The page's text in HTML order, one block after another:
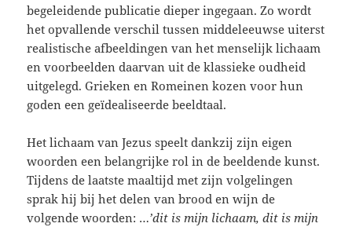
begeleidende publicatie dieper ingegaan. Zo wordt
het opvallende verschil tussen middeleeuwse uiterst
realistische afbeeldingen van het menselijk lichaam
en voorbeelden daarvan uit de klassieke oudheid
uitgelegd. Grieken en Romeinen kozen voor hun
goden een geïdealiseerde beeldtaal.
Het lichaam van Jezus speelt dankzij zijn eigen
woorden een belangrijke rol in de beeldende kunst.
Tijdens de laatste maaltijd met zijn volgelingen
sprak hij bij het delen van brood en wijn de
volgende woorden: …’dit is mijn lichaam, dit is mijn